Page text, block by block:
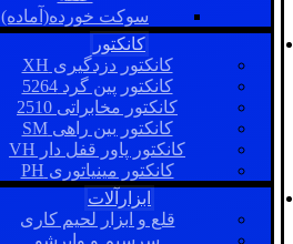
سوکت خورده(آماده)
کانکتور
کانکتور دزدگیری XH
کانکتور پین گرد 5264
کانکتور مخابراتی 2510
کانکتور بین راهی SM
کانکتور پاور قفل دار VH
کانکتور مینیاتوری PH
ابزارآلات
قلع و ابزار لحیم کاری
سرسیم و وایرشو